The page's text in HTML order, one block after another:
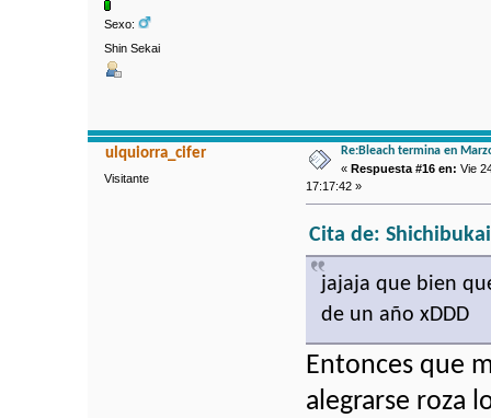
Sexo:
Shin Sekai
ulquiorra_cifer
Visitante
Re:Bleach termina en
«Respuesta #16 en: Vie
17:17:42 »
Cita de:
jajaja que bien
de un año xDDD
Entonces que
alegrarse roza